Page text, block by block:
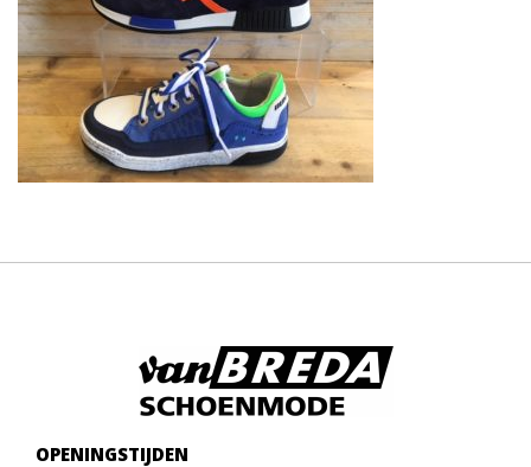
OPENINGSTIJDEN